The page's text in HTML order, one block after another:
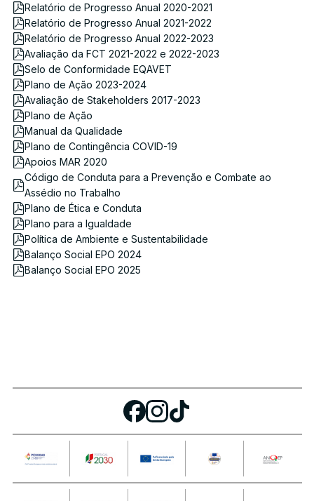
Relatório de Progresso Anual 2020-2021
Relatório de Progresso Anual 2021-2022
Relatório de Progresso Anual 2022-2023
Avaliação da FCT 2021-2022 e 2022-2023
Selo de Conformidade EQAVET
Plano de Ação 2023-2024
Avaliação de Stakeholders 2017-2023
Plano de Ação
Manual da Qualidade
Plano de Contingência COVID-19
Apoios MAR 2020
Código de Conduta para a Prevenção e Combate ao
Assédio no Trabalho
Plano de Ética e Conduta
Plano para a Igualdade
Política de Ambiente e Sustentabilidade
Balanço Social EPO 2024
Balanço Social EPO 2025